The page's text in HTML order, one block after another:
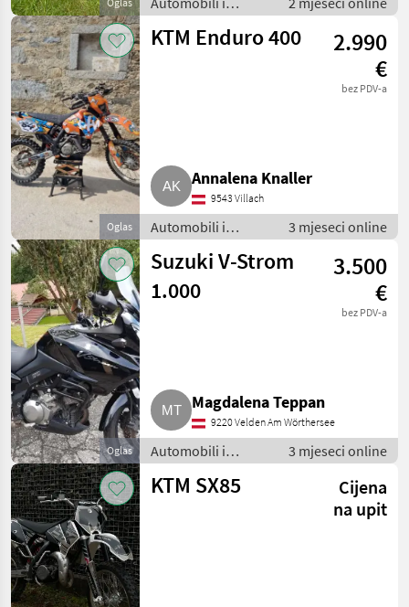
motocikli / Motori
Oglas
KTM Enduro 400
2.990
€
bez PDV-a
Annalena Knaller
9543 Villach
Automobili i
motocikli / Motori
3 mjeseci online
Oglas
Suzuki V-Strom
1.000
3.500
€
bez PDV-a
Magdalena Teppan
9220 Velden Am Wörthersee
Automobili i
motocikli / Motori
3 mjeseci online
KTM SX85
Cijena
na upit